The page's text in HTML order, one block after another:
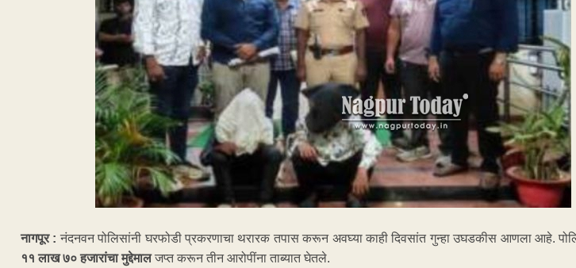
नागपूर : नंदनवन पोलिसांनी घरफोडी प्रकरणाचा थरारक तपास करून अवघ्या काही दिवसांत गुन्हा उघडकीस आणला आहे.
११ लाख ७० हजारांचा मुद्देमालजप्त करून तीन आरोपींना ताब्यात घेतले.